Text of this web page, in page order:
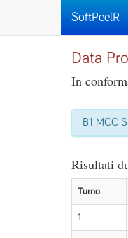
SoftPeelR
Data
In
B1 MCC
Risultati
Turno
1